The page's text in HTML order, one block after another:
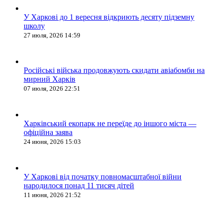
У Харкові до 1 вересня відкриють десяту підземну
школу
27 июля, 2026 14:59
Російські війська продовжують скидати авіабомби на
мирний Харків
07 июля, 2026 22:51
Харківський екопарк не переїде до іншого міста —
офіційна заява
24 июня, 2026 15:03
У Харкові від початку повномасштабної війни
народилося понад 11 тисяч дітей
11 июня, 2026 21:52